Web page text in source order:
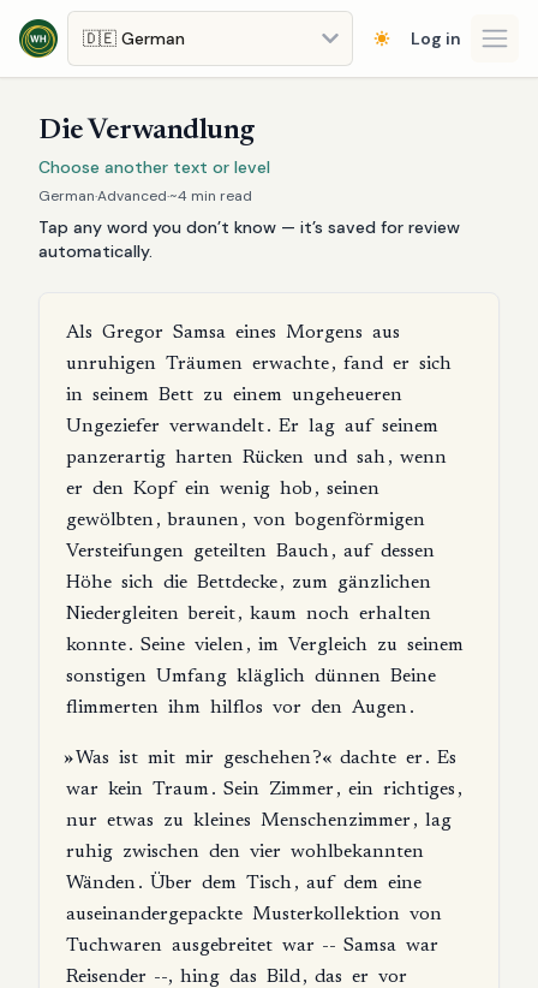
Skip to main content
Log in
Die Verwandlung
Choose another text or level
German·Advanced·~4 min read
Tap any word you don’t know — it’s saved for review
automatically.
Als Gregor Samsa eines Morgens aus
unruhigen Träumen erwachte, fand er sich
in seinem Bett zu einem ungeheueren
Ungeziefer verwandelt. Er lag auf seinem
panzerartig harten Rücken und sah, wenn
er den Kopf ein wenig hob , seinen
gewölbten, braunen, von bogenförmigen
Versteifungen geteilten Bauch, auf dessen
Höhe sich die Bettdecke, zum gänzlichen
Niedergleiten bereit, kaum noch erhalten
konnte. Seine vielen, im Vergleich zu seinem
sonstigen Umfang kläglich dünnen Beine
flimmerten ihm hilflos vor den Augen.
»Was ist mit mir geschehen?« dachte er. Es
war kein Traum. Sein Zimmer, ein richtiges ,
nur etwas zu kleines Menschenzimmer, lag
ruhig zwischen den vier wohlbekannten
Wänden. Über dem Tisch, auf dem eine
auseinandergepackte Musterkollektion von
Tuchwaren ausgebreitet war -- Samsa war
Reisender --, hing das Bild, das er vor